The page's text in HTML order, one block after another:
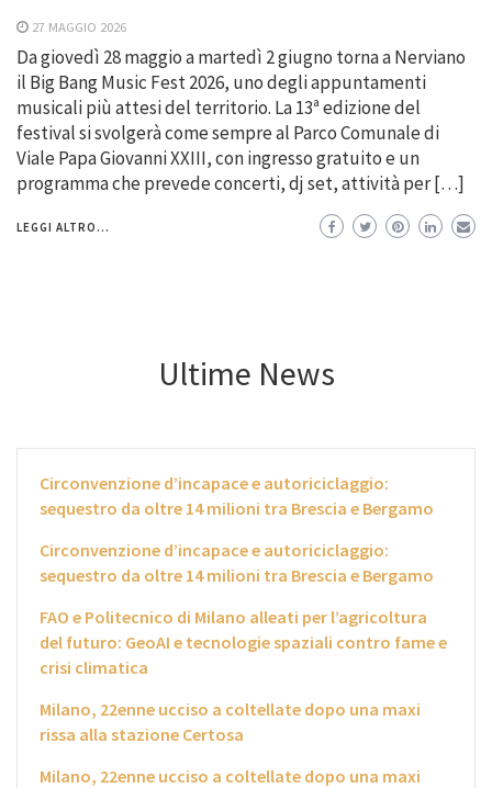
27 MAGGIO 2026
Da giovedì 28 maggio a martedì 2 giugno torna a Nerviano
il Big Bang Music Fest 2026, uno degli appuntamenti
musicali più attesi del territorio. La 13ª edizione del
festival si svolgerà come sempre al Parco Comunale di
Viale Papa Giovanni XXIII, con ingresso gratuito e un
programma che prevede concerti, dj set, attività per […]
LEGGI ALTRO...
Ultime News
Circonvenzione d’incapace e autoriciclaggio:
sequestro da oltre 14 milioni tra Brescia e Bergamo
Circonvenzione d’incapace e autoriciclaggio:
sequestro da oltre 14 milioni tra Brescia e Bergamo
FAO e Politecnico di Milano alleati per l’agricoltura
del futuro: GeoAI e tecnologie spaziali contro fame e
crisi climatica
Milano, 22enne ucciso a coltellate dopo una maxi
rissa alla stazione Certosa
Milano, 22enne ucciso a coltellate dopo una maxi